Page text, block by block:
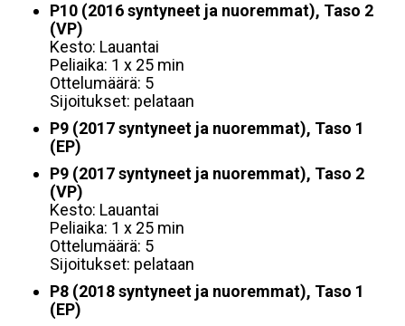
P10 (2016 syntyneet ja nuoremmat), Taso 2
(VP)
Kesto: Lauantai
Peliaika: 1 x 25 min
Ottelumäärä: 5
Sijoitukset: pelataan
P9 (2017 syntyneet ja nuoremmat), Taso 1
(EP)
P9 (2017 syntyneet ja nuoremmat), Taso 2
(VP)
Kesto: Lauantai
Peliaika: 1 x 25 min
Ottelumäärä: 5
Sijoitukset: pelataan
P8 (2018 syntyneet ja nuoremmat), Taso 1
(EP)